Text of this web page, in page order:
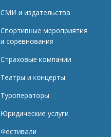
СМИ и издательства
Спортивные мероприятия
и соревнования
Страховые компании
Театры и концерты
Туроператоры
Юридические услуги
Фестивали